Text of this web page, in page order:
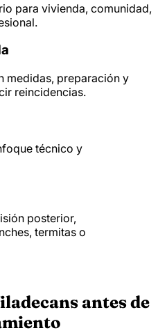
para vivienda, comunidad,
medidas, preparación y
reincidencias.
técnico y
posterior,
termitas o
antes de